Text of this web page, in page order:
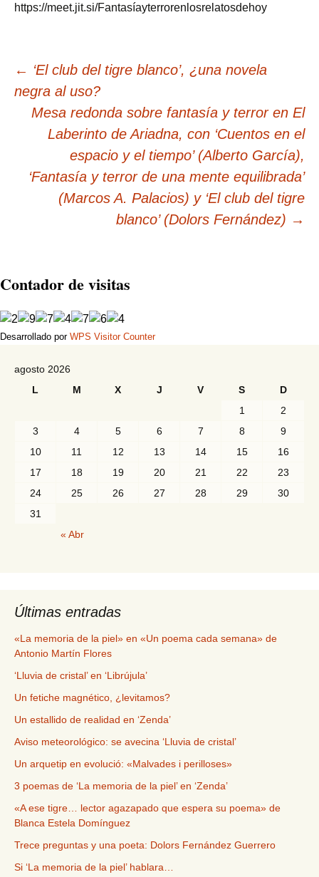
https://meet.jit.si/Fantasíayterrorenlosrelatosdehoy
Navegación
entradas
← ‘El club del tigre blanco’, ¿una novela
negra al uso?
Mesa redonda sobre fantasía y terror en El
Laberinto de Ariadna, con ‘Cuentos en el
espacio y el tiempo’ (Alberto García),
‘Fantasía y terror de una mente equilibrada’
(Marcos A. Palacios) y ‘El club del tigre
blanco’ (Dolors Fernández) →
Contador de visitas
Desarrollado por WPS Visitor Counter
agosto 2026
L
M X J V S
D
1
2
3
4 5 6 7 8
9
10
11 12 13 14 15
16
17
18 19 20 21 22
23
24
25 26 27 28 29
30
31
« Abr
Últimas entradas
«La memoria de la piel» en «Un poema cada semana» de
Antonio Martín Flores
‘Lluvia de cristal’ en ‘Librújula’
Un fetiche magnético, ¿levitamos?
Un estallido de realidad en ‘Zenda’
Aviso meteorológico: se avecina ‘Lluvia de cristal’
Un arquetip en evolució: «Malvades i perilloses»
3 poemas de ‘La memoria de la piel’ en ‘Zenda’
«A ese tigre… lector agazapado que espera su poema» de
Blanca Estela Domínguez
Trece preguntas y una poeta: Dolors Fernández Guerrero
Si ‘La memoria de la piel’ hablara…